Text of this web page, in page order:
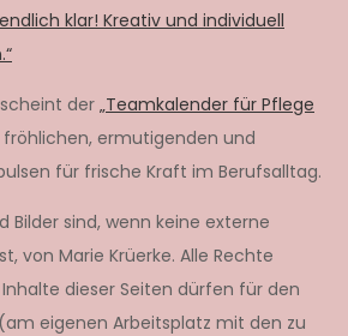
klar! Kreativ und individuell
der „Teamkalender für Pflege
ermutigenden und
für frische Kraft im Berufsalltag.
Bilder sind, wenn keine externe
von Marie Krüerke. Alle Rechte
dieser Seiten dürfen für den
eigenen Arbeitsplatz mit den zu